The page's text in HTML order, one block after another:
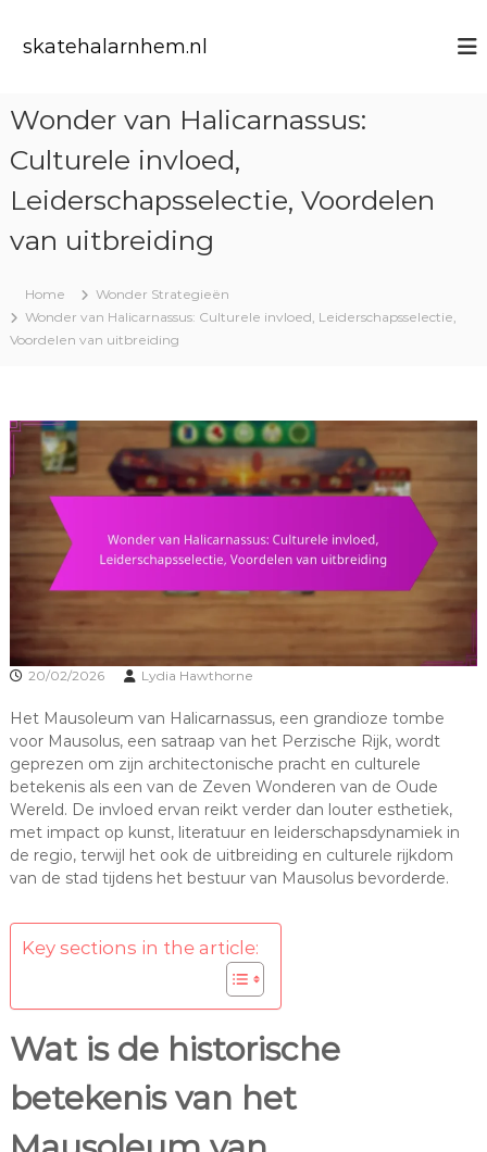
skatehalarnhem.nl
Wonder van Halicarnassus:
Culturele invloed,
Leiderschapsselectie, Voordelen
van uitbreiding
Home
Wonder Strategieën
Wonder van Halicarnassus: Culturele invloed, Leiderschapsselectie,
Voordelen van uitbreiding
20/02/2026 Lydia Hawthorne
Het Mausoleum van Halicarnassus, een grandioze tombe
voor Mausolus, een satraap van het Perzische Rijk, wordt
geprezen om zijn architectonische pracht en culturele
betekenis als een van de Zeven Wonderen van de Oude
Wereld. De invloed ervan reikt verder dan louter esthetiek,
met impact op kunst, literatuur en leiderschapsdynamiek in
de regio, terwijl het ook de uitbreiding en culturele rijkdom
van de stad tijdens het bestuur van Mausolus bevorderde.
Key sections in the article:
Wat is de historische
betekenis van het